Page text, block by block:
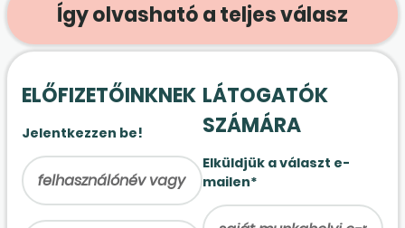
Így olvasható a teljes válasz
ELŐFIZETŐINKNEK
Jelentkezzen be!
LÁTOGATÓK
SZÁMÁRA
Elküldjük a választ e-
mailen*